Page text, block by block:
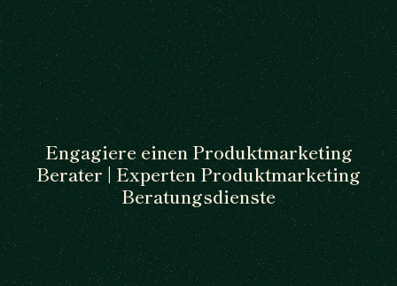
Engagiere einen Produktmarketing
Berater | Experten Produktmarketing
Beratungsdienste